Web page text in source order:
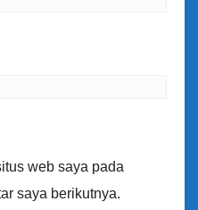
web saya pada
saya berikutnya.